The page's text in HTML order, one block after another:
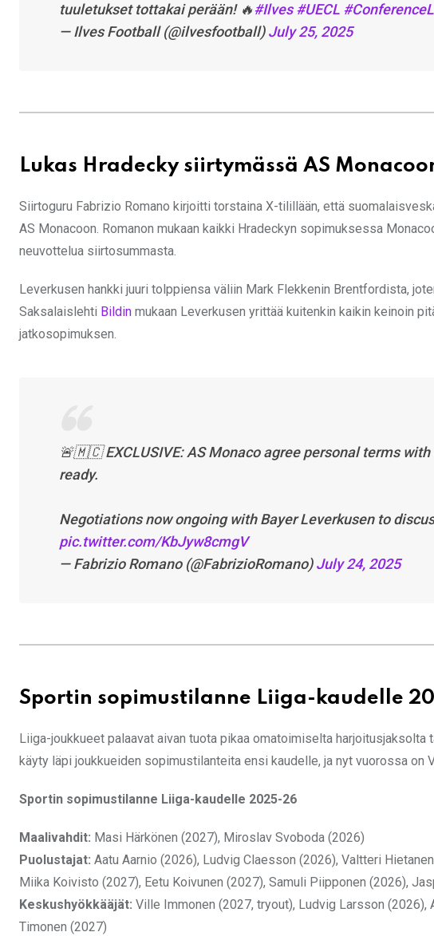
tuuletukset tottakai perään! 🔥#Ilves #UECL
— Ilves Football (@ilvesfootball)July 25, 2025
Lukas Hradecky siirtymässä AS
Siirtoguru Fabrizio Romano kirjoitti torstaina X-tilillään, että
AS Monacoon. Romanon mukaan kaikki Hradeckyn sopimuksessa
neuvottelua siirtosummasta.
Leverkusen hankki juuri tolppiensa väliin Mark Flekkenin Brentfordista,
Saksalaislehti Bildin mukaan Leverkusen yrittää kuitenkin kaikin keinoin
jatkosopimuksen.
🚨🇲🇨 EXCLUSIVE: AS Monaco agree personal terms
ready.
Negotiations now ongoing with Bayer Leverkusen to
pic.twitter.com/KbJyw8cmgV
— Fabrizio Romano (@FabrizioRomano)July 24, 2025
Sportin sopimustilanne Liiga-kaudelle
Liiga-joukkueet palaavat aivan tuota pikaa omatoimiselta
käyty läpi joukkueiden sopimustilanteita ensi kaudelle, ja nyt vuorossa on
Sportin sopimustilanne Liiga-kaudelle 2025-26
Maalivahdit: Masi Härkönen (2027), Miroslav Svoboda (2026)
Puolustajat: Aatu Aarnio (2026), Ludvig Claesson (2026), Valtteri
Miika Koivisto (2027), Eetu Koivunen (2027), Samuli Piipponen (2026),
Keskushyökkääjät: Ville Immonen (2027, tryout), Ludvig Larsson (2026),
Timonen (2027)